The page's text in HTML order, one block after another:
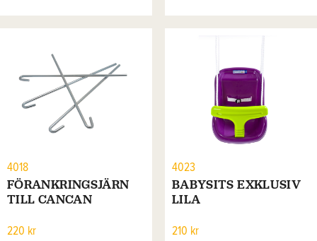
4018
FÖRANKRINGSJÄRN
TILL CANCAN
220 kr
4023
BABYSITS EXKLUSIV
LILA
210 kr